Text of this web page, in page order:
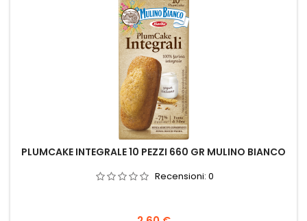
PLUMCAKE INTEGRALE 10 PEZZI 660 GR MULINO BIANCO
Recensioni: 0